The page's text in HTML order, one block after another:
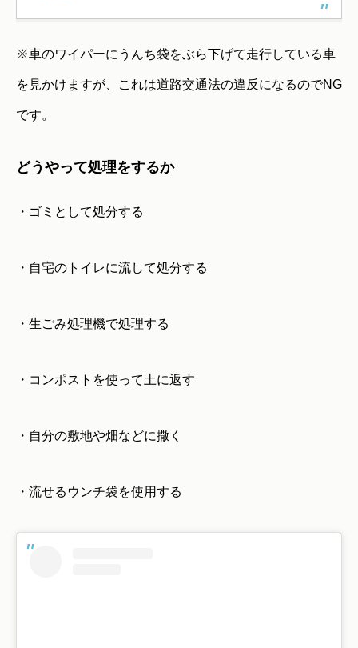
※車のワイパーにうんち袋をぶら下げて走行している車
を見かけますが、これは道路交通法の違反になるのでNG
です。
どうやって処理をするか
・ゴミとして処分する
・自宅のトイレに流して処分する
・生ごみ処理機で処理する
・コンポストを使って土に返す
・自分の敷地や畑などに撒く
・流せるウンチ袋を使用する